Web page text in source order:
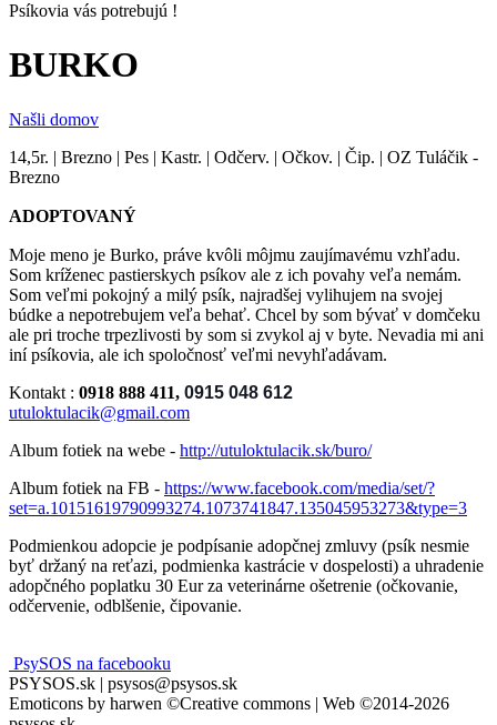
Psíkovia vás potrebujú !
BURKO
Našli domov
14,5r. | Brezno | Pes | Kastr. | Odčerv. | Očkov. | Čip. | OZ Tuláčik -
Brezno
ADOPTOVANÝ
Moje meno je Burko, práve kvôli môjmu zaujímavému vzhľadu.
Som kríženec pastierskych psíkov ale z ich povahy veľa nemám.
Som veľmi pokojný a milý psík, najradšej vylihujem na svojej
búdke a nepotrebujem veľa behať. Chcel by som bývať v domčeku
ale pri troche trpezlivosti by som si zvykol aj v byte. Nevadia mi ani
iní psíkovia, ale ich spoločnosť veľmi nevyhľadávam.
Kontakt : 0918 888 411, 0915 048 612
utuloktulacik@gmail.com
Album fotiek na webe - http://utuloktulacik.sk/buro/
Album fotiek na FB - https://www.facebook.com/media/set/?
set=a.10151619790993274.1073741847.135045953273&type=3
Podmienkou adopcie je podpísanie adopčnej zmluvy (psík nesmie
byť držaný na reťazi, podmienka kastrácie v dospelosti) a uhradenie
adopčného poplatku 30 Eur za veterinárne ošetrenie (očkovanie,
odčervenie, odblšenie, čipovanie.
PsySOS na facebooku
PSYSOS.sk | psysos@psysos.sk
Emoticons by harwen ©Creative commons | Web ©2014-2026